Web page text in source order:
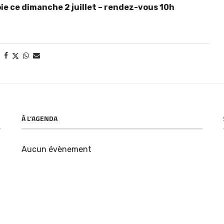
ce dimanche 2 juillet – rendez-vous 10h
À L’AGENDA
Aucun évènement